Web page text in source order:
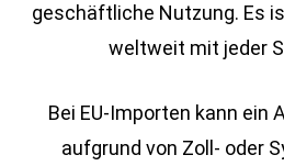
geschäftliche Nutzung. Es
weltweit mit jeder
Bei EU-Importen kann ein
aufgrund von Zoll- oder